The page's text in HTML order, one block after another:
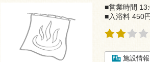
■営業時間
■入浴料 450
施設情